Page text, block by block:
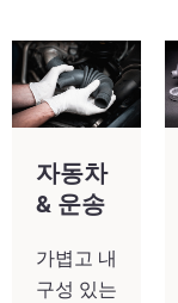
자동차
& 운송
가볍고 내
구성 있는